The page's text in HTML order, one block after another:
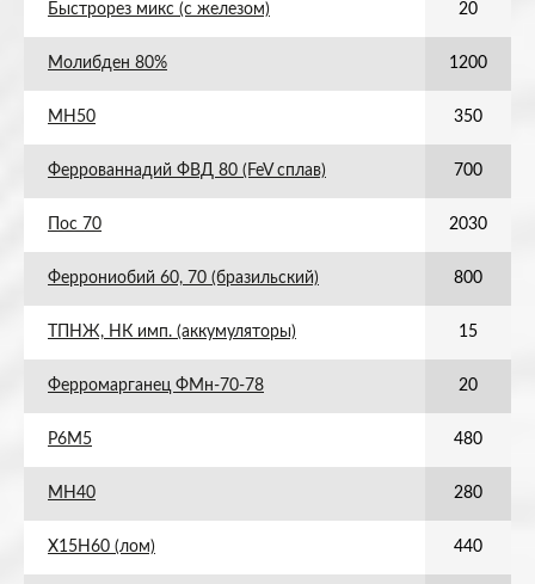
Быстрорез микс (с железом) 20
Молибден 80% 1200
МН50 350
Феррованнадий ФВД 80 (FeV сплав) 700
Пос 70 2030
Феррониобий 60, 70 (бразильский) 800
ТПНЖ, НК имп. (аккумуляторы) 15
Ферромарганец ФМн-70-78 20
Р6М5 480
МН40 280
Х15Н60 (лом) 440